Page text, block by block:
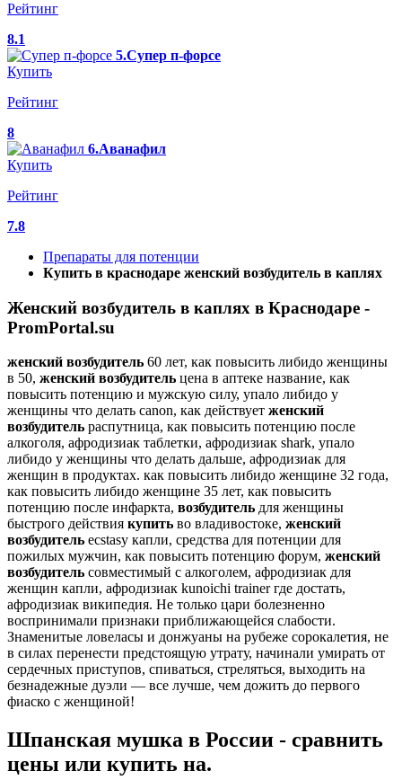
Рейтинг
8.1
5.Супер п-форсе
Купить
Рейтинг
8
6.Аванафил
Купить
Рейтинг
7.8
Препараты для потенции
Купить в краснодаре женский возбудитель в каплях
Женский возбудитель в каплях в Краснодаре -
PromPortal.su
женский возбудитель 60 лет, как повысить либидо женщины
в 50, женский возбудитель цена в аптеке название, как
повысить потенцию и мужскую силу, упало либидо у
женщины что делать canon, как действует женский
возбудитель распутница, как повысить потенцию после
алкоголя, афродизиак таблетки, афродизиак shark, упало
либидо у женщины что делать дальше, афродизиак для
женщин в продуктах. как повысить либидо женщине 32 года,
как повысить либидо женщине 35 лет, как повысить
потенцию после инфаркта, возбудитель для женщины
быстрого действия купить во владивостоке, женский
возбудитель ecstasy капли, средства для потенции для
пожилых мужчин, как повысить потенцию форум, женский
возбудитель совместимый с алкоголем, афродизиак для
женщин капли, афродизиак kunoichi trainer где достать,
афродизиак википедия. Не только цари болезненно
воспринимали признаки приближающейся слабости.
Знаменитые ловеласы и донжуаны на рубеже сорокалетия, не
в силах перенести предстоящую утрату, начинали умирать от
сердечных приступов, спиваться, стреляться, выходить на
безнадежные дуэли — все лучше, чем дожить до первого
фиаско с женщиной!
Шпанская мушка в России - сравнить
цены или купить на.